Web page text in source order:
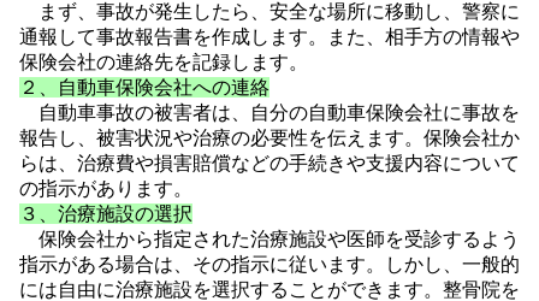
まず、事故が発生したら、安全な場所に移動し、警察に
通報して事故報告書を作成します。また、相手方の情報や
保険会社の連絡先を記録します。
２、自動車保険会社への連絡
自動車事故の被害者は、自分の自動車保険会社に事故を
報告し、被害状況や治療の必要性を伝えます。保険会社か
らは、治療費や損害賠償などの手続きや支援内容について
の指示があります。
３、治療施設の選択
保険会社から指定された治療施設や医師を受診するよう
指示がある場合は、その指示に従います。しかし、一般的
には自由に治療施設を選択することができます。整骨院を